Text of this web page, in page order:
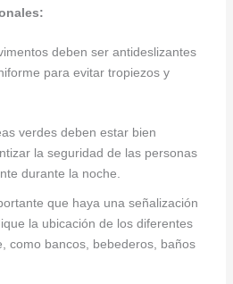
deben ser antideslizantes
para evitar tropiezos y
verdes deben estar bien
la seguridad de las personas
durante la noche.
que haya una señalización
la ubicación de los diferentes
como bancos, bebederos, baños